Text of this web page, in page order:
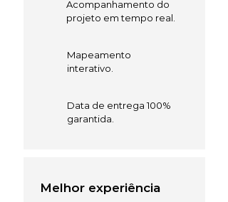
Acompanhamento do
projeto em tempo real.
Mapeamento
interativo.
Data de entrega 100%
garantida.
Melhor experiência